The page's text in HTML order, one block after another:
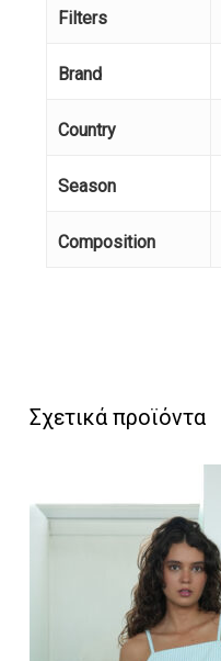
Filters
Brand
Country
Season
Composition
Σχετικά προϊόντα